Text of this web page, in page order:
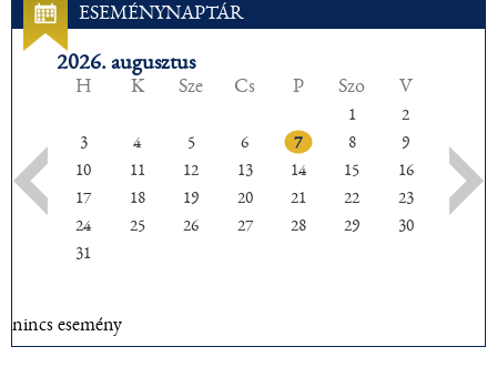
ESEMÉNYNAPTÁR
2026. augusztus
H K Sze Cs P Szo V
1
2
3
4 5 6 7 8
9
10
11 12 13 14 15
16
17
18 19 20 21 22
23
24
25 26 27 28 29
30
31
nincs esemény